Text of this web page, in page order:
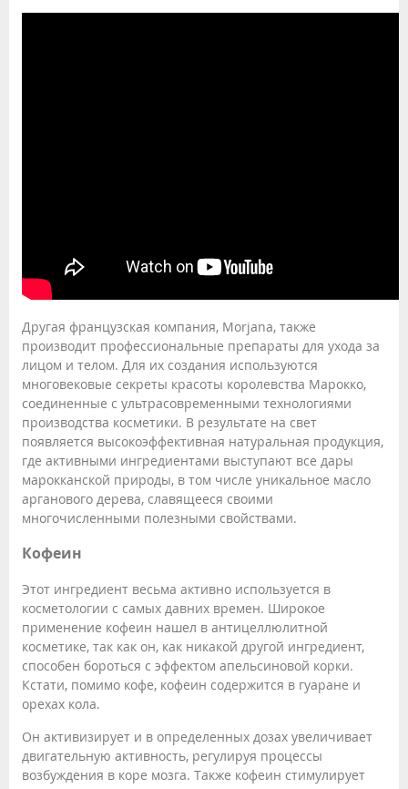
Другая французская компания, Morjana, также
производит профессиональные препараты для ухода за
лицом и телом. Для их создания используются
многовековые секреты красоты королевства Марокко,
соединенные с ультрасовременными технологиями
производства косметики. В результате на свет
появляется высокоэффективная натуральная продукция,
где активными ингредиентами выступают все дары
марокканской природы, в том числе уникальное масло
арганового дерева, славящееся своими
многочисленными полезными свойствами.
Кофеин
Этот ингредиент весьма активно используется в
косметологии с самых давних времен. Широкое
применение кофеин нашел в антицеллюлитной
косметике, так как он, как никакой другой ингредиент,
способен бороться с эффектом апельсиновой корки.
Кстати, помимо кофе, кофеин содержится в гуаране и
орехах кола.
Он активизирует и в определенных дозах увеличивает
двигательную активность, регулируя процессы
возбуждения в коре мозга. Также кофеин стимулирует